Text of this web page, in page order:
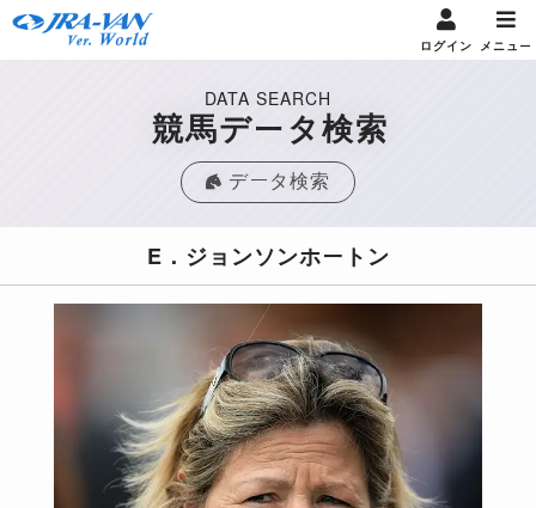
ログイン メニュー
DATA SEARCH
競馬データ検索
データ検索
E．ジョンソンホートン